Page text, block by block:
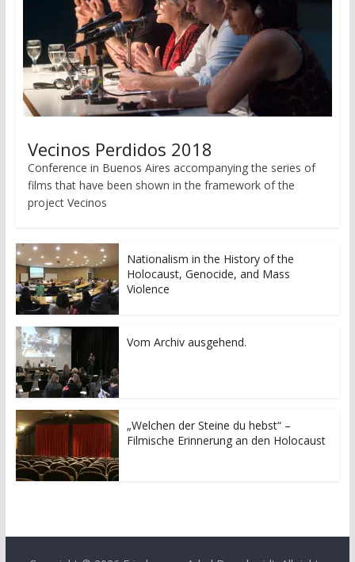
Vecinos Perdidos 2018
Conference in Buenos Aires accompanying the series of
films that have been shown in the framework of the
project Vecinos
Nationalism in the History of the
Holocaust, Genocide, and Mass
Violence
Vom Archiv ausgehend.
„Welchen der Steine du hebst“ –
Filmische Erinnerung an den Holocaust